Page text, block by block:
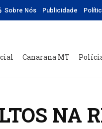
Sobre Nós Publicidade
Canarana MT
NA